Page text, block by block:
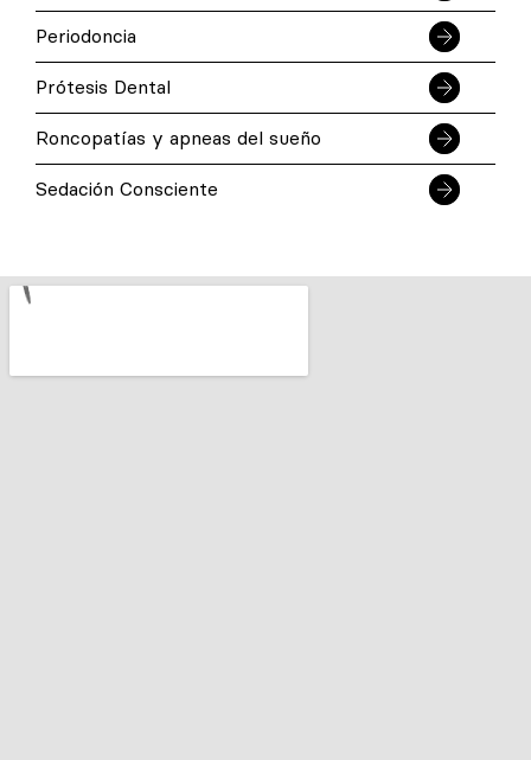
Periodoncia
Prótesis Dental
Roncopatías y apneas del sueño
Sedación Consciente